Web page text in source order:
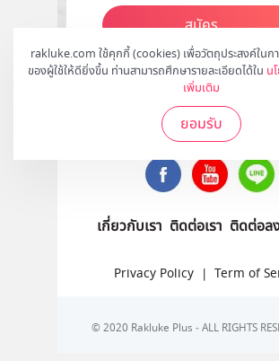
rakluke.com ใช้คุกกี้ (cookies) เพื่อวัตถุประสงค์ใน
ของผู้ใช้ให้ดียิ่งขึ้น ท่านสามารถศึกษารายละเอียดได้ใน น
เพิ่มเติม
ยอมรับ
สมัคร
ติดตามเราได้ที่
เกี่ยวกับเรา ติดต่อเรา ติดต่อล
Privacy Policy | Term of
© 2020 Rakluke Plus - ALL RIGHTS